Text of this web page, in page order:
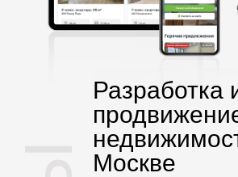
Разработка
Москве